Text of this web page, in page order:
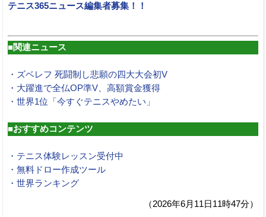
テニス365ニュース編集者募集！！
■関連ニュース
・ズベレフ 死闘制し悲願の四大大会初V
・大躍進で全仏OP準V、高額賞金獲得
・世界1位「今すぐテニスやめたい」
■おすすめコンテンツ
・テニス体験レッスン受付中
・無料ドロー作成ツール
・世界ランキング
（2026年6月11日11時47分）